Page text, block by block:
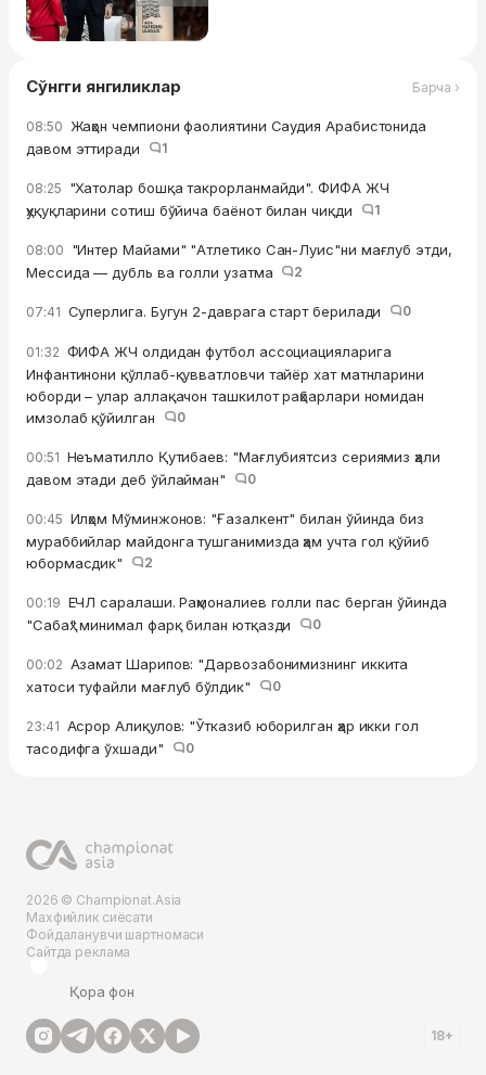
Сўнгги янгиликлар Барча ›
08:50 Жаҳон чемпиони фаолиятини Саудия Арабистонида
давом эттиради
1
08:25 "Хатолар бошқа такрорланмайди". ФИФА ЖЧ
ҳуқуқларини сотиш бўйича баёнот билан чиқди
1
08:00 "Интер Майами" "Атлетико Сан-Луис"ни мағлуб этди,
Мессида — дубль ва голли узатма
2
07:41 Суперлига. Бугун 2-даврага старт берилади 0
01:32 ФИФА ЖЧ олдидан футбол ассоциацияларига
Инфантинони қўллаб-қувватловчи тайёр хат матнларини
юборди – улар аллақачон ташкилот раҳбарлари номидан
имзолаб қўйилган
0
00:51 Неъматилло Қутибаев: "Мағлубиятсиз сериямиз ҳали
давом этади деб ўйлайман"
0
00:45 Илҳом Мўминжонов: "Ғазалкент" билан ўйинда биз
мураббийлар майдонга тушганимизда ҳам учта гол қўйиб
юбормасдик"
2
00:19 ЕЧЛ саралаши. Раҳмоналиев голли пас берган ўйинда
"Сабаҳ" минимал фарқ билан ютқазди
0
00:02 Азамат Шарипов: "Дарвозабонимизнинг иккита
хатоси туфайли мағлуб бўлдик"
0
23:41 Асрор Алиқулов: "Ўтказиб юборилган ҳар икки гол
тасодифга ўхшади"
0
2026 © Championat.Asia
Махфийлик сиёсати
Фойдаланувчи шартномаси
Сайтда реклама
Қора фон
18+